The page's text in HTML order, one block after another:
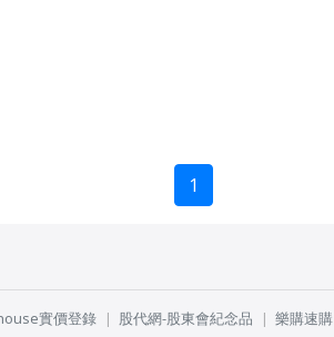
1
實價登錄 股代網-股東會紀念品 樂購速購